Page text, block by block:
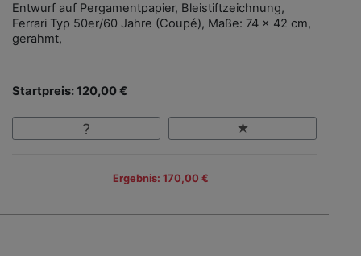
Entwurf auf Pergamentpapier, Bleistiftzeichnung,
Ferrari Typ 50er/60 Jahre (Coupé), Maße: 74 x 42 cm,
gerahmt,
Startpreis: 120,00 €
Ergebnis: 170,00 €